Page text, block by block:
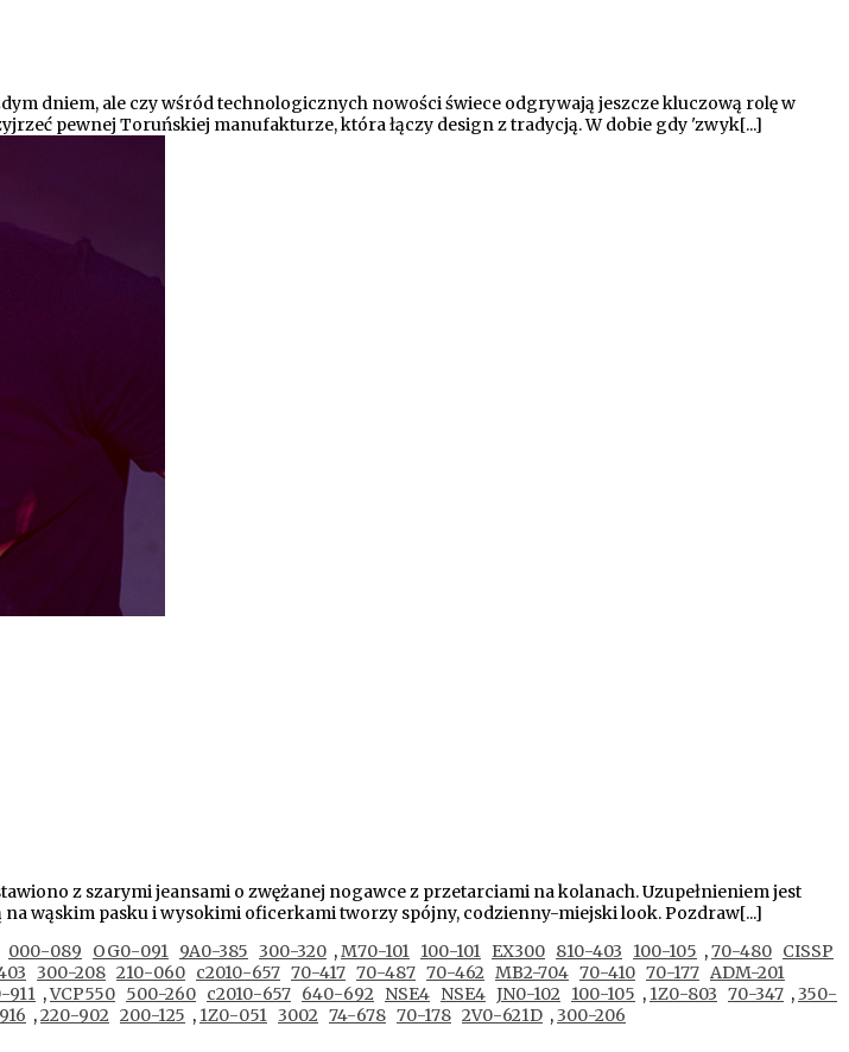
dniem, ale czy wśród technologicznych nowości świece odgrywają jeszcze kluczową rolę w
pewnej Toruńskiej manufakturze, która łączy design z tradycją. W dobie gdy 'zwyk[...]
z szarymi jeansami o zwężanej nogawce z przetarciami na kolanach. Uzupełnieniem jest
wąskim pasku i wysokimi oficerkami tworzy spójny, codzienny-miejski look. Pozdraw[...]
000-089 OG0-091 9A0-385 300-320 ,M70-101 100-101 EX300 810-403 100-105 ,70-480 CISSP
300-208 210-060 c2010-657 70-417 70-487 70-462 MB2-704 70-410 70-177 ADM-201
911 ,VCP550 500-260 c2010-657 640-692 NSE4 NSE4 JN0-102 100-105 , 1Z0-803 70-347 ,350-
,220-902 200-125 , 1Z0-051 3002 74-678 70-178 2V0-621D ,300-206